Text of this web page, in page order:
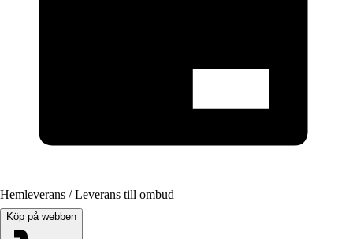
Hemleverans / Leverans till ombud
Köp på webben